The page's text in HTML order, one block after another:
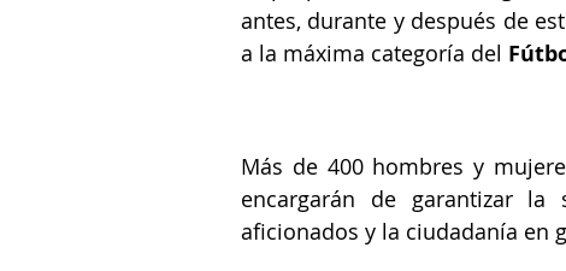
antes, durante y después de
a la máxima categoría del
Más de 400 hombres y
encargarán de garantizar la
aficionados y la ciudadanía en